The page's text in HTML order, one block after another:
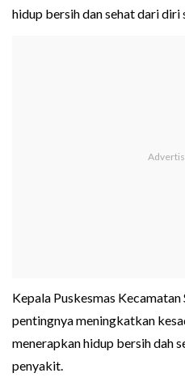
hidup bersih dan sehat dari diri
Kepala Puskesmas Kecamatan
pentingnya meningkatkan
menerapkan hidup bersih dah
penyakit.